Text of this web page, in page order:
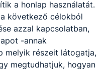
számunkra, hogy
és Stadinger Márton
legnagyobb
a honlap használatát.
a következő célokból
azzal kapcsolatban,
-annak
melyik részeit látogatja,
megtudhatjuk, hogyan